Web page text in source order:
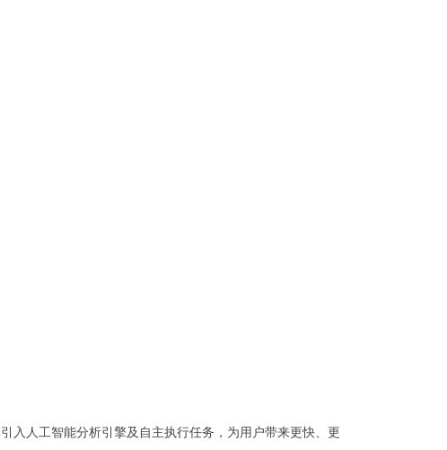
入人工智能分析引擎及自主执行任务，为用户带来更快、更